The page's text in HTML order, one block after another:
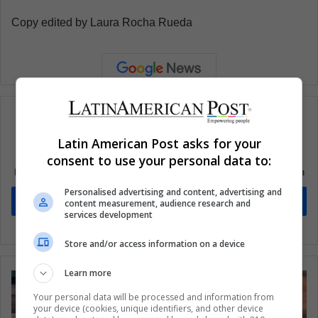
Copy edited by Laura Rocha Rueda
Suscríbete a nuestra lista de correos
Mantente informado sobre lo que está pasando en Latinoamérica
Suscríbete
Latin American Post asks for your
consent to use your personal data to:
Personalised advertising and content, advertising and
content measurement, audience research and
services development
Store and/or access information on a device
Learn more
Your personal data will be processed and information from
your device (cookies, unique identifiers, and other device